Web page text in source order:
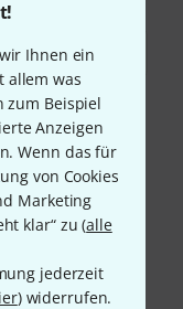
Ihnen ein
allem was
zum Beispiel
Anzeigen
Wenn das für
von Cookies
Marketing
klar“ zu (alle
jederzeit
) widerrufen.
Nachnahme,
bezahlen,